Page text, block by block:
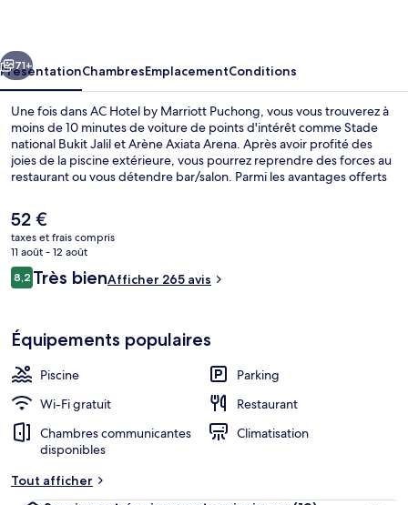
Puchong
Suivant
71+
PrésentationChambresEmplacementConditions
Une fois dans AC Hotel by Marriott Puchong, vous vous trouverez à
moins de 10 minutes de voiture de points d'intérêt comme Stade
national Bukit Jalil et Arène Axiata Arena. Après avoir profité des
joies de la piscine extérieure, vous pourrez reprendre des forces au
restaurant ou vous détendre bar/salon. Parmi les avantages offerts
Le
prix
actuel
est
de
52 €
taxes et frais compris
11 août - 12 août
Avis
voyageurs
8,28,2 sur 10
Très bienAfficher 265 avis
Équipements populaires
Piscine
Parking
Wi-Fi gratuit
Restaurant
Chambres communicantes
disponibles
Climatisation
Tout afficher